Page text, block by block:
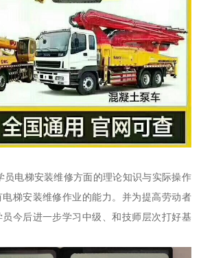
员电梯安装维修方面的理论知识与实际操作
梯安装维修作业的能力。并为提高劳动者
今后进一步学习中级、和技师层次打好基